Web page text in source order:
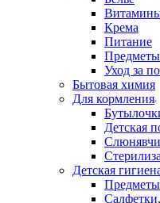
Крема
Питание
Уход за
Бытовая химия
Для кормления
Детская
Детская